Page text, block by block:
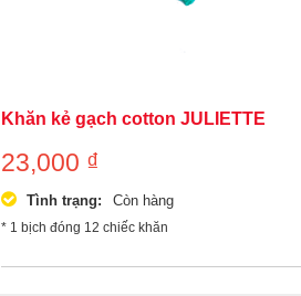
Khăn kẻ gạch cotton JULIETTE
23,000 ₫
Tình trạng: Còn hàng
* 1 bịch đóng 12 chiếc khăn